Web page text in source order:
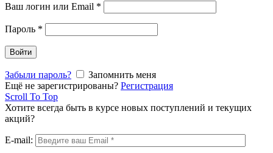
Ваш логин или Email *
Пароль *
Войти
Забыли пароль?
Запомнить меня
Ещё не зарегистрированы? Регистрация
Scroll To Top
Хотите всегда быть в курсе новых поступлений и текущих
акций?
E-mail: